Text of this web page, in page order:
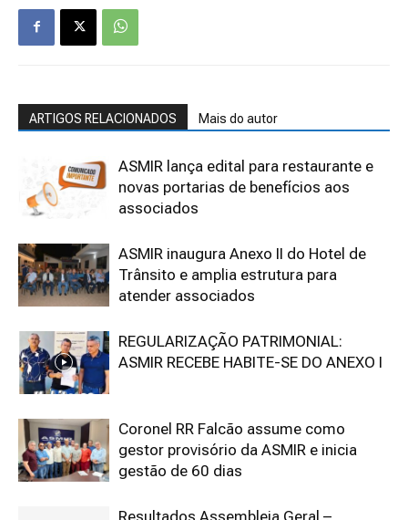
ARTIGOS RELACIONADOS Mais do autor
ASMIR lança edital para restaurante e
novas portarias de benefícios aos
associados
ASMIR inaugura Anexo II do Hotel de
Trânsito e amplia estrutura para
atender associados
REGULARIZAÇÃO PATRIMONIAL:
ASMIR RECEBE HABITE-SE DO ANEXO I
Coronel RR Falcão assume como
gestor provisório da ASMIR e inicia
gestão de 60 dias
Resultados Assembleia Geral –